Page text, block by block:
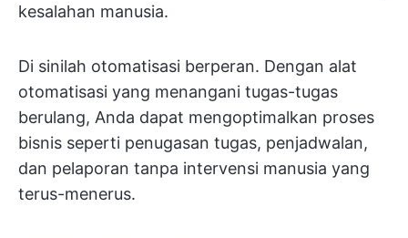
kesalahan manusia.
Di sinilah otomatisasi berperan. Dengan alat
otomatisasi yang menangani tugas-tugas
berulang, Anda dapat mengoptimalkan proses
bisnis seperti penugasan tugas, penjadwalan,
dan pelaporan tanpa intervensi manusia yang
terus-menerus.